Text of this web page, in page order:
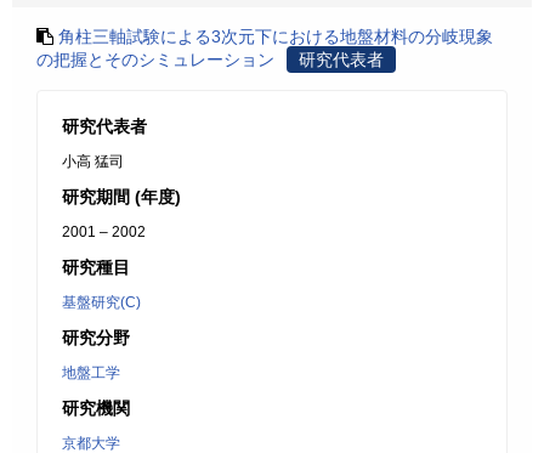
角柱三軸試験による3次元下における地盤材料の分岐現象
の把握とそのシミュレーション
研究代表者
研究代表者
小高 猛司
研究期間 (年度)
2001 – 2002
研究種目
基盤研究(C)
研究分野
地盤工学
研究機関
京都大学